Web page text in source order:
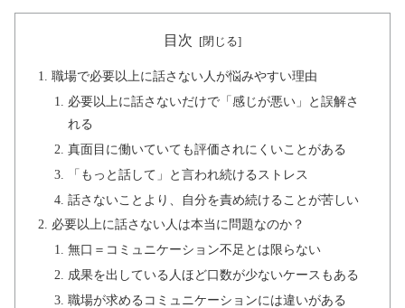
目次
職場で必要以上に話さない人が悩みやすい理由
必要以上に話さないだけで「感じが悪い」と誤解さ
れる
真面目に働いていても評価されにくいことがある
「もっと話して」と言われ続けるストレス
話さないことより、自分を責め続けることが苦しい
必要以上に話さない人は本当に問題なのか？
無口＝コミュニケーション不足とは限らない
成果を出している人ほど口数が少ないケースもある
職場が求めるコミュニケーションには違いがある